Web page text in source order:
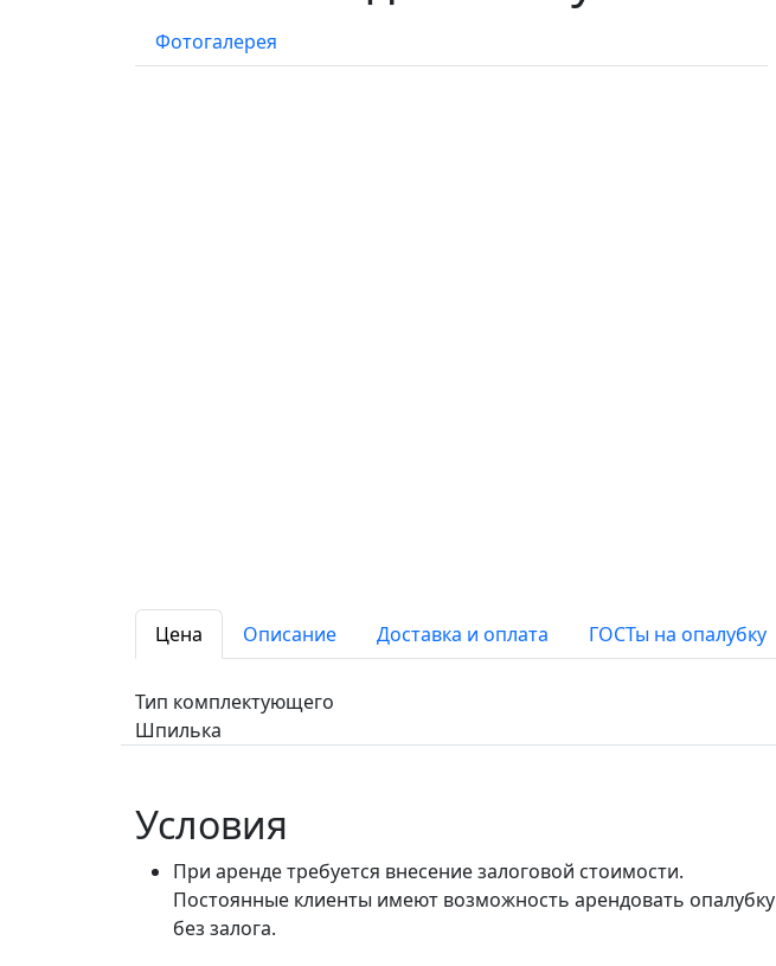
Фотогалерея
Цена Описание Доставка и оплата ГОСТы на опалубку
Тип комплектующего
Шпилька
Условия
При аренде требуется внесение залоговой стоимости.
Постоянные клиенты имеют возможность арендовать опалубку
без залога.